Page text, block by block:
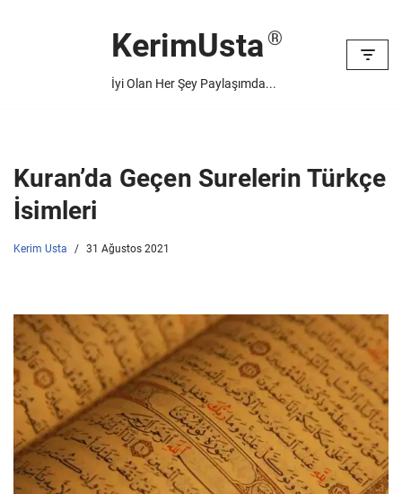
KerimUsta
İyi Olan Her Şey Paylaşımda...
Kuran’da Geçen Surelerin Türkçe
İsimleri
Kerim Usta 31 Ağustos 2021